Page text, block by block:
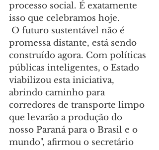
processo social. É exatamente
isso que celebramos hoje.
promessa distante, está sendo
construído agora. Com políticas
públicas inteligentes, o Estado
viabilizou esta iniciativa,
abrindo caminho para
corredores de transporte limpo
que levarão a produção do
nosso Paraná para o Brasil e o
mundo", afirmou o secretário